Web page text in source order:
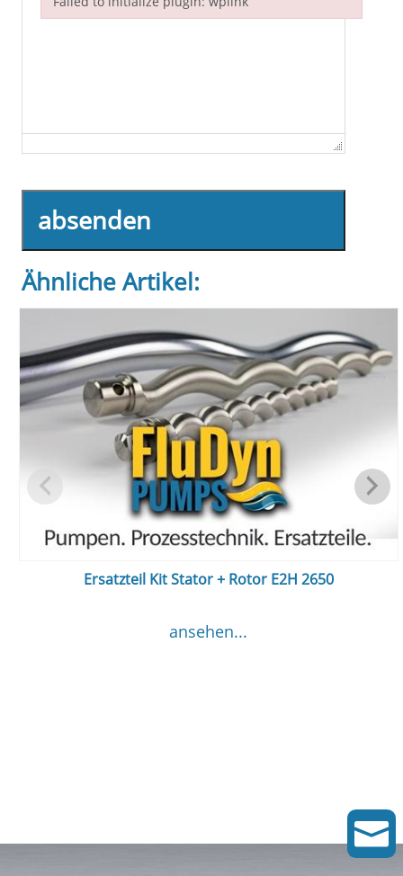
absenden
Ähnliche Artikel:
Ersatzteil Kit Stator + Rotor E2H 2650
ansehen...

Failed to initialize plugin: wplink